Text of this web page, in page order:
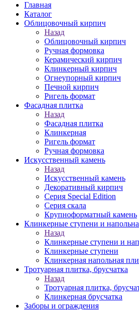
Главная
Каталог
Облицовочный кирпич
Назад
Облицовочный кирпич
Ручная формовка
Керамический кирпич
Клинкерный кирпич
Огнеупорный кирпич
Печной кирпич
Ригель формат
Фасадная плитка
Назад
Фасадная плитка
Клинкерная
Ригель формат
Ручная формовка
Искусственный камень
Назад
Искусственный камень
Декоративный кирпич
Серия Special Edition
Серия скала
Крупноформатный камень
Клинкерные ступени и
Назад
Клинкерные ступени и
Клинкерные ступени
Клинкерная напольная
Тротуарная плитка, брусчатка
Назад
Тротуарная плитка,
Клинкерная брусчатка
Заборы и ограждения